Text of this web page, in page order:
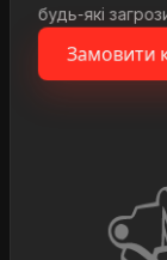
будь-які
Замовити